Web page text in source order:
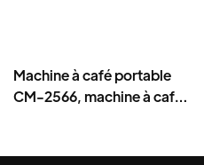
Machine à café portable
CM-2566, machine à café